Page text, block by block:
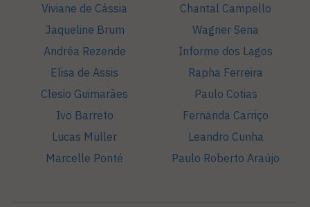
Viviane de Cássia
Jaqueline Brum
Andréa Rezende
Elisa de Assis
Clesio Guimarães
Ivo Barreto
Lucas Müller
Marcelle Ponté
Chantal Campello
Wagner Sena
Informe dos Lagos
Rapha Ferreira
Paulo Cotias
Fernanda Carriço
Leandro Cunha
Paulo Roberto Araújo